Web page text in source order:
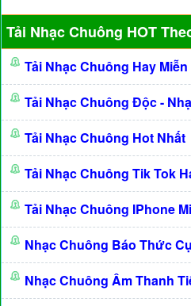
Tải Nhạc Chuông HOT
Tải Nhạc Chuông Hay
Tải Nhạc Chuông Độc -
Tải Nhạc Chuông Hot Nhất
Tải Nhạc Chuông Tik Tok
Tải Nhạc Chuông IPhone
Nhạc Chuông Báo Thức
Nhạc Chuông Âm Thanh